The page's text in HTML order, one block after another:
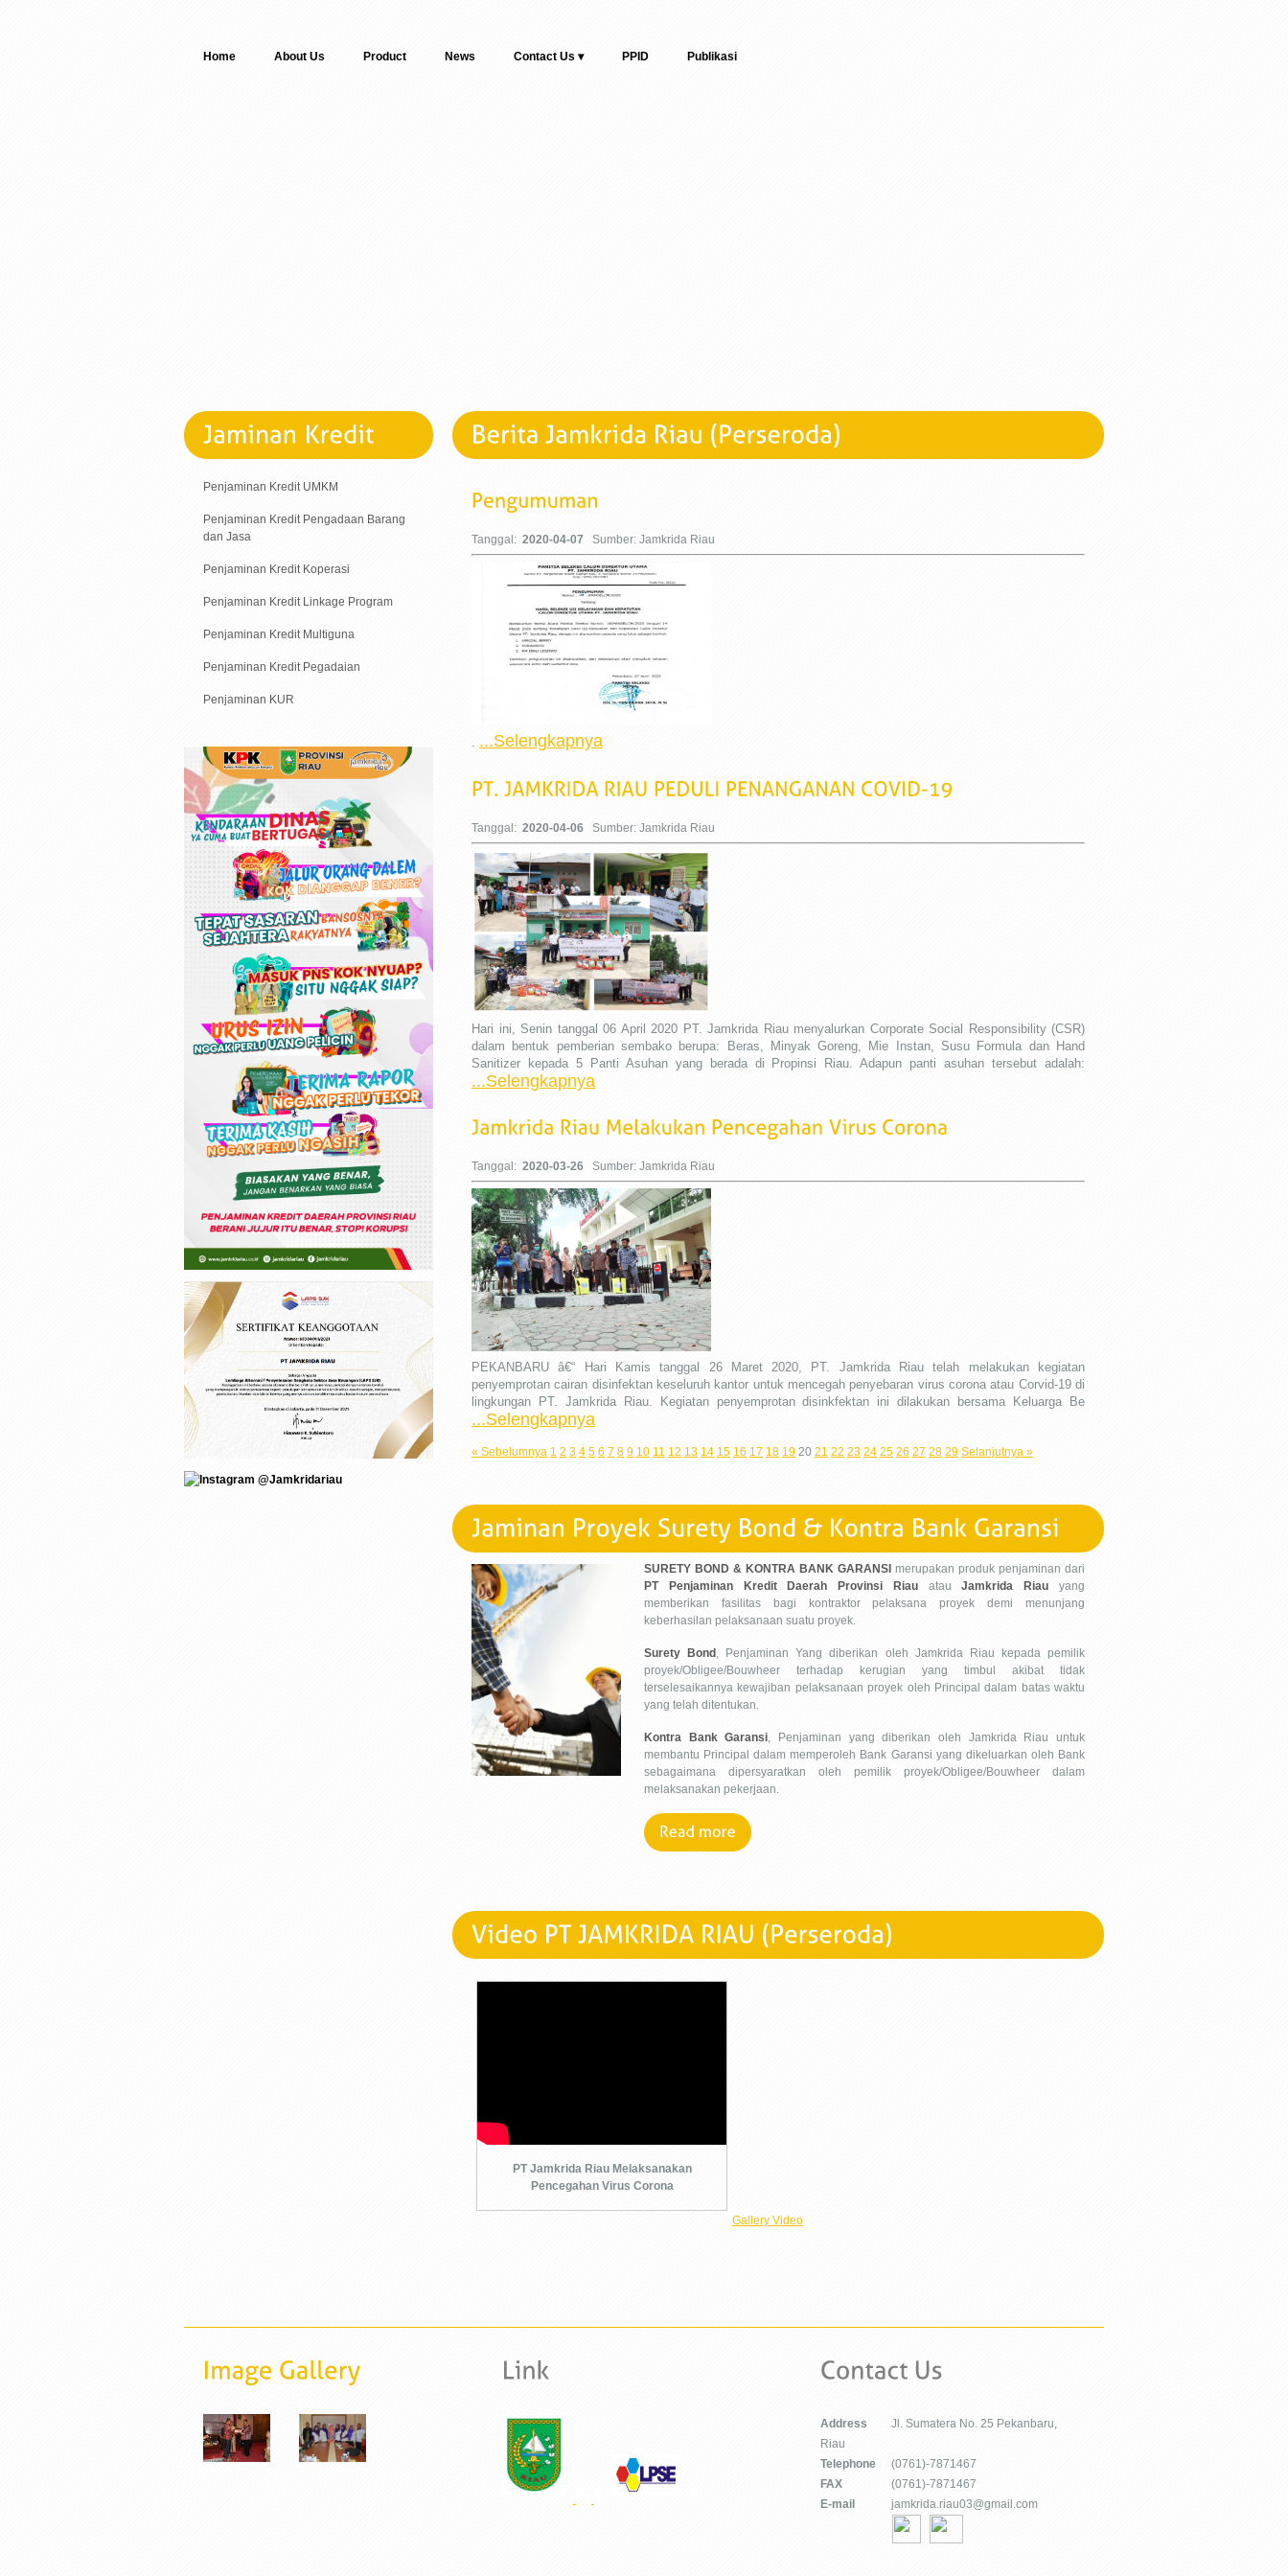
Home About Us Product News Contact Us ▾ PPID Publikasi
Tanggal: 2020-04-07 Sumber: Jamkrida Riau
. ...Selengkapnya
Tanggal: 2020-04-06 Sumber: Jamkrida Riau
Hari ini, Senin tanggal 06 April 2020 PT. Jamkrida Riau menyalurkan Corporate Social Responsibility (CSR)
dalam bentuk pemberian sembako berupa: Beras, Minyak Goreng, Mie Instan, Susu Formula dan Hand
Sanitizer kepada 5 Panti Asuhan yang berada di Propinsi Riau. Adapun panti asuhan tersebut adalah:
...Selengkapnya
Tanggal: 2020-03-26 Sumber: Jamkrida Riau
PEKANBARU â€“ Hari Kamis tanggal 26 Maret 2020, PT. Jamkrida Riau telah melakukan kegiatan
penyemprotan cairan disinfektan keseluruh kantor untuk mencegah penyebaran virus corona atau Corvid-19 di
lingkungan PT. Jamkrida Riau. Kegiatan penyemprotan disinkfektan ini dilakukan bersama Keluarga Be
...Selengkapnya
« Sebelumnya 1 2 3 4 5 6 7 8 9 10 11 12 13 14 15 16 17 18 19 20 21 22 23 24 25 26 27 28 29 Selanjutnya »
SURETY BOND & KONTRA BANK GARANSI merupakan produk penjaminan dari
PT Penjaminan Kredit Daerah Provinsi RiauatauJamkrida Riau yang
memberikan fasilitas bagi kontraktor pelaksana proyek demi menunjang
keberhasilan pelaksanaan suatu proyek.
Surety Bond , Penjaminan Yang diberikan oleh Jamkrida Riau kepada pemilik
proyek/Obligee/Bouwheer terhadap kerugian yang timbul akibat tidak
terselesaikannya kewajiban pelaksanaan proyek oleh Principal dalam batas waktu
yang telah ditentukan.
Kontra Bank Garansi, Penjaminan yang diberikan oleh Jamkrida Riau untuk
membantu Principal dalam memperoleh Bank Garansi yang dikeluarkan oleh Bank
sebagaimana dipersyaratkan oleh pemilik proyek/Obligee/Bouwheer dalam
melaksanakan pekerjaan.
PT Jamkrida Riau Melaksanakan
Pencegahan Virus Corona
Gallery Video
Penjaminan Kredit UMKM
Penjaminan Kredit Pengadaan Barang
dan Jasa
Penjaminan Kredit Koperasi
Penjaminan Kredit Linkage Program
Penjaminan Kredit Multiguna
Penjaminan Kredit Pegadaian
Penjaminan KUR
@Jamkridariau
Address
Jl. Sumatera No. 25 Pekanbaru,
Riau
Telephone
(0761)-7871467
FAX
(0761)-7871467
E-mail
jamkrida.riau03@gmail.com